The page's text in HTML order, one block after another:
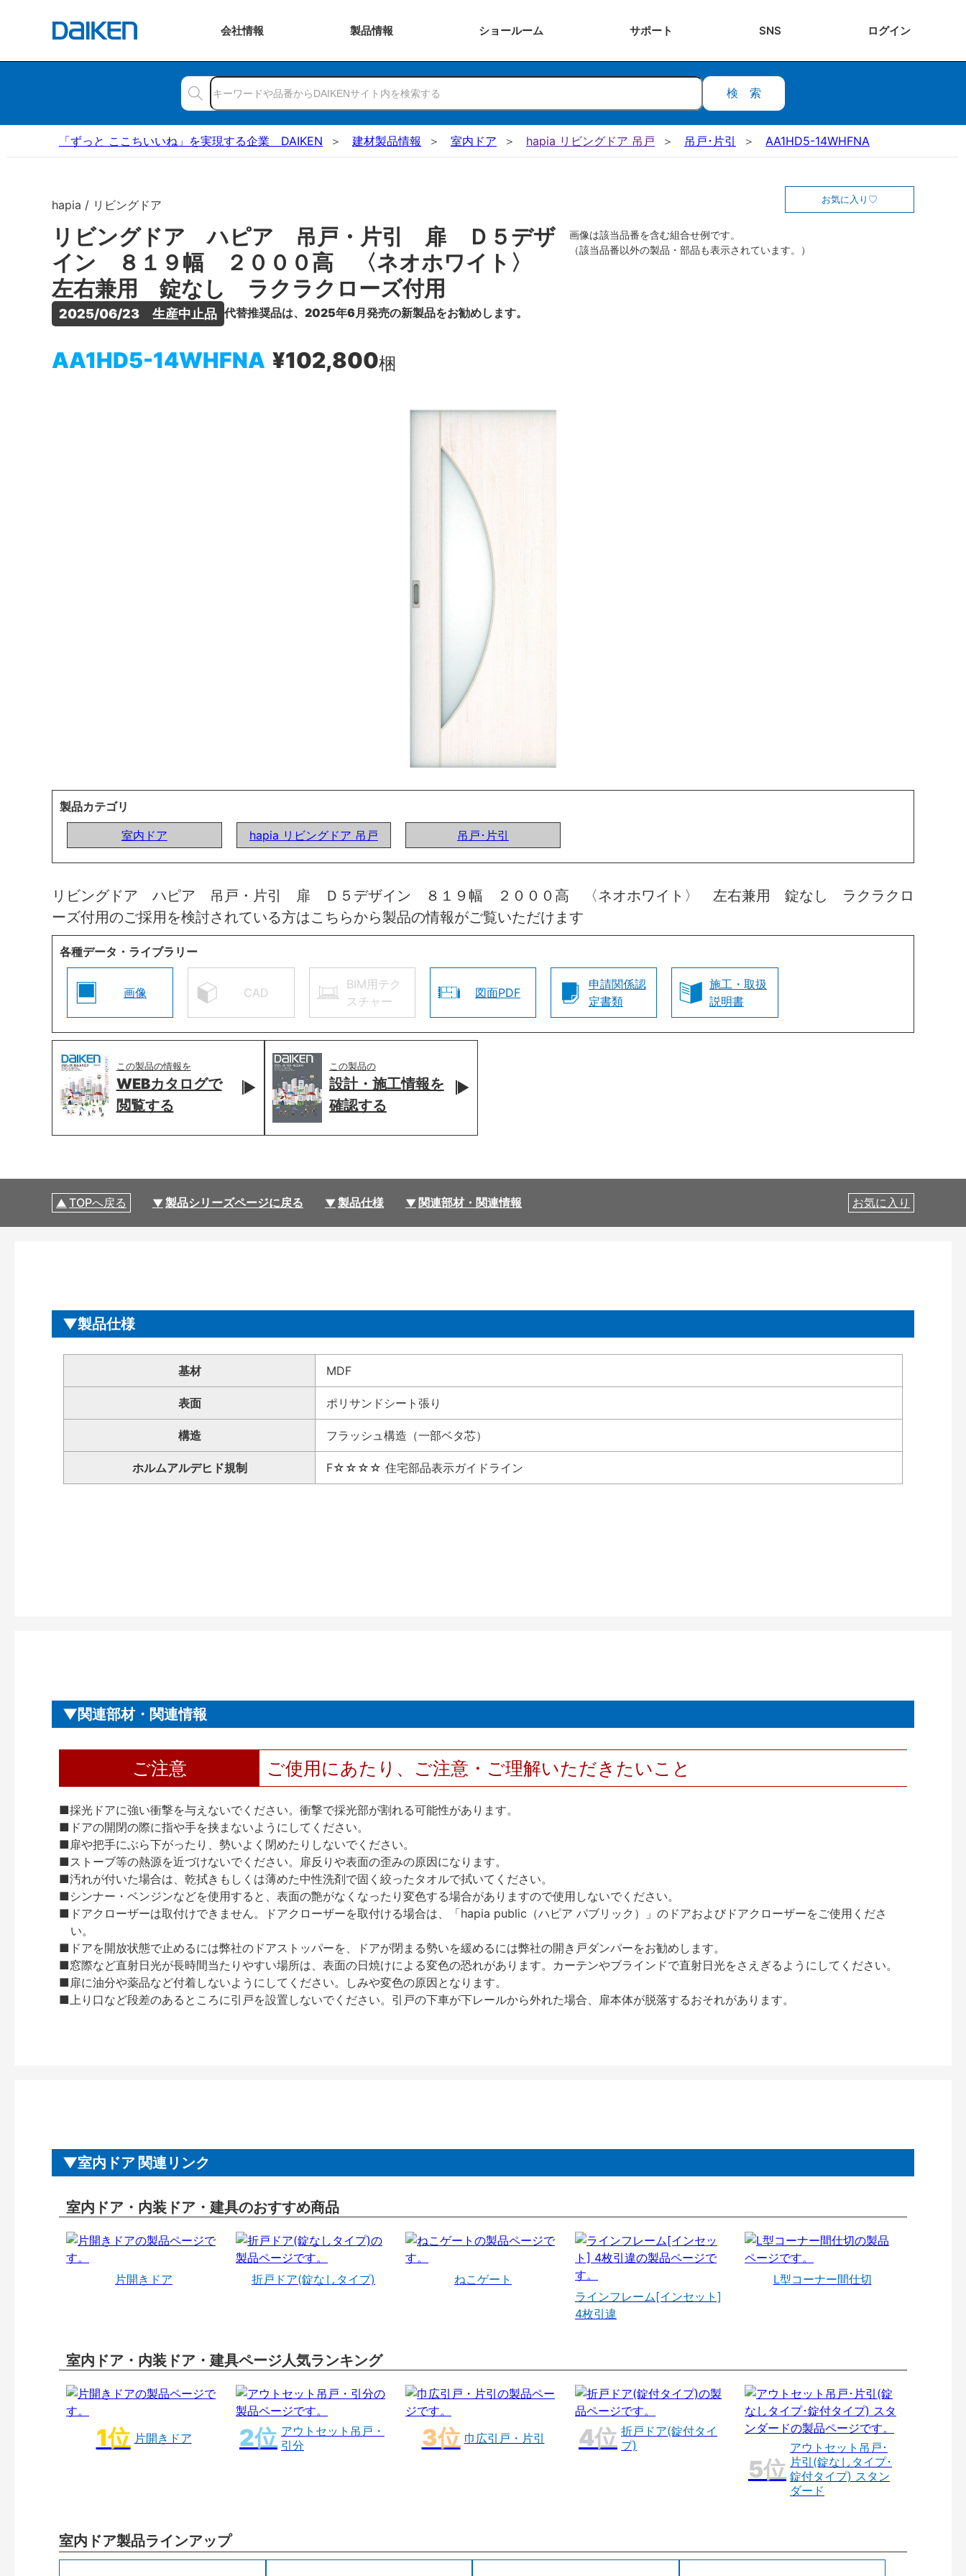
会社情報 製品情報 ショールーム サポート SNS ログイン
検索
「ずっと ここちいいね」を実現する企業 DAIKEN 建材製品情報 室内ドア hapia リビングドア 吊戸 吊戸･片引 AA1HD5-14WHFNA
hapia / リビングドア
リビングドア ハピア 吊戸・片引 扉 Ｄ５デザ
イン ８１９幅 ２０００高 〈ネオホワイト〉
左右兼用 錠なし ラクラクローズ付用
2025/06/23　生産中止品 代替推奨品は、2025年6月発売の新製品をお勧めします。
AA1HD5-14WHFNA ¥102,800梱
お気に入り
画像は該当品番を含む組合せ例です。
（該当品番以外の製品・部品も表示されています。）
製品カテゴリ
室内ドア
hapia リビングドア 吊戸 吊戸･片引
リビングドア ハピア 吊戸・片引 扉 Ｄ５デザイン ８１９幅 ２０００高 〈ネオホワイト〉 左右兼用 錠なし ラクラクロ
ーズ付用のご採用を検討されている方はこちらから製品の情報がご覧いただけます
各種データ・ライブラリー
画像 CAD
BIM用テク
スチャー
図面PDF
申請関係認
定書類
施工・取扱
説明書
この製品の情報を
WEBカタログで
閲覧する
この製品の
設計・施工情報を
確認する
TOPへ戻る 製品シリーズページに戻る 製品仕様 関連部材・関連情報 お気に入り
製品仕様
基材 MDF
表面 ポリサンドシート張り
構造 フラッシュ構造（一部ベタ芯）
ホルムアルデヒド規制 F☆☆☆☆ 住宅部品表示ガイドライン
関連部材・関連情報
ご注意 ご使用にあたり、ご注意・ご理解いただきたいこと
■採光ドアに強い衝撃を与えないでください。衝撃で採光部が割れる可能性があります。
■ドアの開閉の際に指や手を挟まないようにしてください。
■扉や把手にぶら下がったり、勢いよく閉めたりしないでください。
■ストーブ等の熱源を近づけないでください。扉反りや表面の歪みの原因になります。
■汚れが付いた場合は、乾拭きもしくは薄めた中性洗剤で固く絞ったタオルで拭いてください。
■シンナー・ベンジンなどを使用すると、表面の艶がなくなったり変色する場合がありますので使用しないでください。
■ドアクローザーは取付けできません。ドアクローザーを取付ける場合は、「hapia public（ハピア パブリック）」のドアおよびドアクローザーをご使用くださ
い。
■ドアを開放状態で止めるには弊社のドアストッパーを、ドアが閉まる勢いを緩めるには弊社の開き戸ダンパーをお勧めします。
■窓際など直射日光が長時間当たりやすい場所は、表面の日焼けによる変色の恐れがあります。カーテンやブラインドで直射日光をさえぎるようにしてください。
■扉に油分や薬品など付着しないようにしてください。しみや変色の原因となります。
■上り口など段差のあるところに引戸を設置しないでください。引戸の下車が下レールから外れた場合、扉本体が脱落するおそれがあります。
室内ドア 関連リンク
室内ドア・内装ドア・建具のおすすめ商品
片開きドア 折戸ドア(錠なしタイプ)
ねこゲート
ラインフレーム[インセット]
4枚引違
L型コーナー間仕切
室内ドア・内装ドア・建具ページ人気ランキング
片開きドア
アウトセット吊戸・
引分
巾広引戸・片引
折戸ドア(錠付タイ
プ)
アウトセット吊戸･
片引(錠なしタイプ･
錠付タイプ) スタン
ダード
室内ドア製品ラインアップ